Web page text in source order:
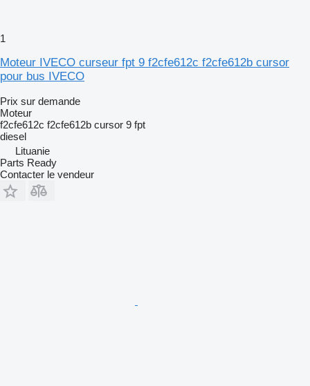
1
Moteur IVECO curseur fpt 9 f2cfe612c f2cfe612b cursor
pour bus IVECO
Prix sur demande
Moteur
f2cfe612c f2cfe612b cursor 9 fpt
diesel
Lituanie
Parts Ready
Contacter le vendeur